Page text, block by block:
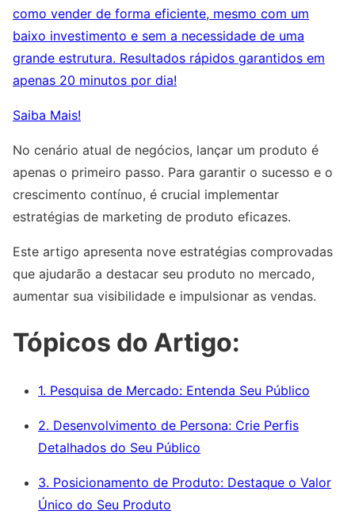
como vender de forma eficiente, mesmo com um
baixo investimento e sem a necessidade de uma
grande estrutura. Resultados rápidos garantidos em
apenas 20 minutos por dia!
Saiba Mais!
No cenário atual de negócios, lançar um produto é
apenas o primeiro passo. Para garantir o sucesso e o
crescimento contínuo, é crucial implementar
estratégias de marketing de produto eficazes.
Este artigo apresenta nove estratégias comprovadas
que ajudarão a destacar seu produto no mercado,
aumentar sua visibilidade e impulsionar as vendas.
Tópicos do Artigo:
1. Pesquisa de Mercado: Entenda Seu Público
2. Desenvolvimento de Persona: Crie Perfis
Detalhados do Seu Público
3. Posicionamento de Produto: Destaque o Valor
Único do Seu Produto